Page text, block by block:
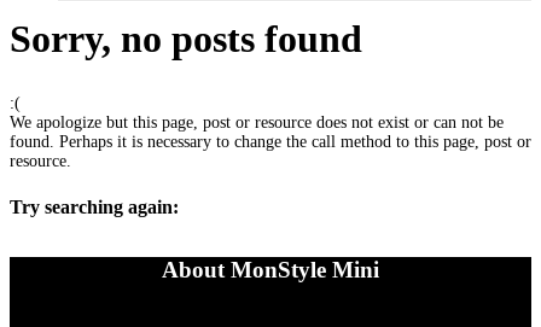
Sorry, no posts found
:(
We apologize but this page, post or resource does not exist or can not be
found. Perhaps it is necessary to change the call method to this page, post or
resource.
Try searching again:
About MonStyle Mini